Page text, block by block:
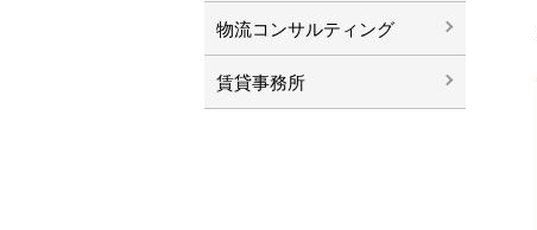
物流コンサルティング
賃貸事務所